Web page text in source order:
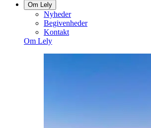
Om Lely
Nyheder
Begivenheder
Kontakt
Om Lely